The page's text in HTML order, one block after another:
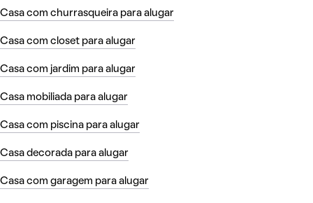
Casa com churrasqueira para alugar
Casa com closet para alugar
Casa com jardim para alugar
Casa mobiliada para alugar
Casa com piscina para alugar
Casa decorada para alugar
Casa com garagem para alugar